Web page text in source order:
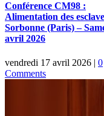
Conférence CM98 :
Alimentation des
Sorbonne (Paris) –
avril 2026
vendredi 17 avril 2026 | 0
Comments